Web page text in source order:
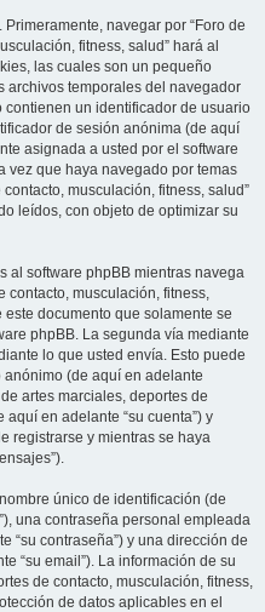
navegar por “Foro de
fitness, salud” hará al
las cuales son un pequeño
archivos temporales del navegador
un identificador de usuario
de sesión anónima (de aquí
asignada a usted por el software
vez que haya navegado por temas
musculación, fitness, salud”
leídos, con objeto de optimizar su
al software phpBB mientras navega
contacto, musculación, fitness,
documento que solamente se
phpBB. La segunda vía mediante
lo que usted envía. Esto puede
(de aquí en adelante
artes marciales, deportes de
en adelante “su cuenta”) y
registrarse y mientras se haya
único de identificación (de
una contraseña personal empleada
“su contraseña”) y una dirección de
“su email”). La información de su
de contacto, musculación, fitness,
de datos aplicables en el